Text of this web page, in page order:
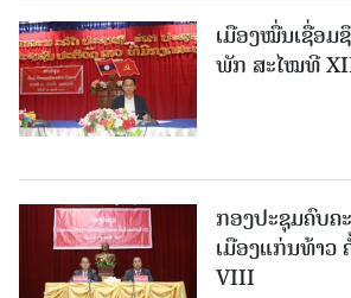
ເມືອງ​ໝື່ນເຊື່ອມ
ພັກ ສະໄໝທີ
ກອງປະຊຸມຄົບຄ
ເມືອງແກ່ນ​ທ້າວ
VIII